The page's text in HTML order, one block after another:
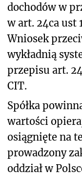
dochodów w
w art. 24ca ust
Wniosek
wykładnią
przepisu art.
CIT.
Spółka
wartości
osiągnięte na
prowadzony
oddział w